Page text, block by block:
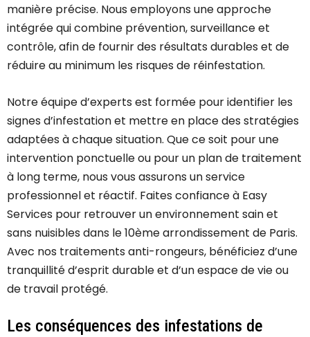
manière précise. Nous employons une approche
intégrée qui combine prévention, surveillance et
contrôle, afin de fournir des résultats durables et de
réduire au minimum les risques de réinfestation.
Notre équipe d’experts est formée pour identifier les
signes d’infestation et mettre en place des stratégies
adaptées à chaque situation. Que ce soit pour une
intervention ponctuelle ou pour un plan de traitement
à long terme, nous vous assurons un service
professionnel et réactif. Faites confiance à Easy
Services pour retrouver un environnement sain et
sans nuisibles dans le 10ème arrondissement de Paris.
Avec nos traitements anti-rongeurs, bénéficiez d’une
tranquillité d’esprit durable et d’un espace de vie ou
de travail protégé.
Les conséquences des infestations de